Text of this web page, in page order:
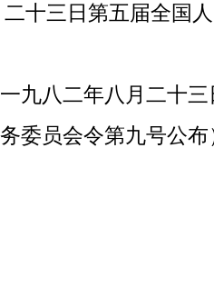
二十三日第五届全国
九八二年八月二十三
委员会令第九号公布